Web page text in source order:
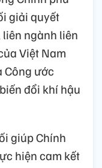
giải quyết
ngành liên
Việt Nam
Công ước
đổi khí hậu
giúp Chính
hiện cam kết